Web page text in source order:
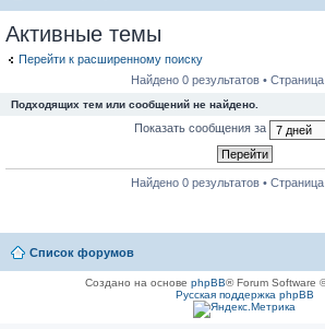
Активные темы
Перейти к расширенному поиску
Найдено 0 результатов • Страница
Подходящих тем или сообщений не найдено.
Показать сообщения за
Найдено 0 результатов • Страница
Список форумов
Создано на основе phpBB® Forum Software
Русская поддержка phpBB